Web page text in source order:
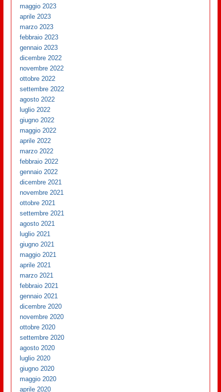
maggio 2023
aprile 2023
marzo 2023
febbraio 2023
gennaio 2023
dicembre 2022
novembre 2022
ottobre 2022
settembre 2022
agosto 2022
luglio 2022
giugno 2022
maggio 2022
aprile 2022
marzo 2022
febbraio 2022
gennaio 2022
dicembre 2021
novembre 2021
ottobre 2021
settembre 2021
agosto 2021
luglio 2021
giugno 2021
maggio 2021
aprile 2021
marzo 2021
febbraio 2021
gennaio 2021
dicembre 2020
novembre 2020
ottobre 2020
settembre 2020
agosto 2020
luglio 2020
giugno 2020
maggio 2020
aprile 2020